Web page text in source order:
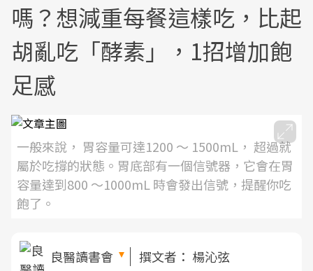
嗎？想減重每餐這樣吃，比起
胡亂吃「酵素」，1招增加飽
足感
一般來說， 胃容量可達1200 ～ 1500mL， 超過就
屬於吃撐的狀態。胃底部有一個信號器，它會在胃
容量達到800 ～1000mL 時會發出信號，提醒你吃
飽了。
良醫讀書會 撰文者： 楊沁弦